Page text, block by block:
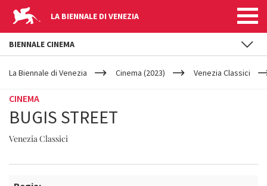
LA BIENNALE DI VENEZIA
YOUR
ARE
La Biennale di Venezia Cinema (2023) Venezia Classici
CINEMA
BUGIS STREET
Venezia Classici
BIENNALE CINEMA